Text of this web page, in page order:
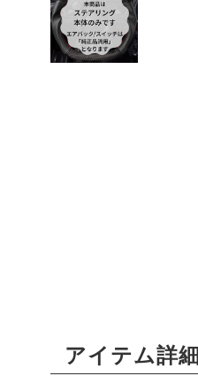
アイテム詳細